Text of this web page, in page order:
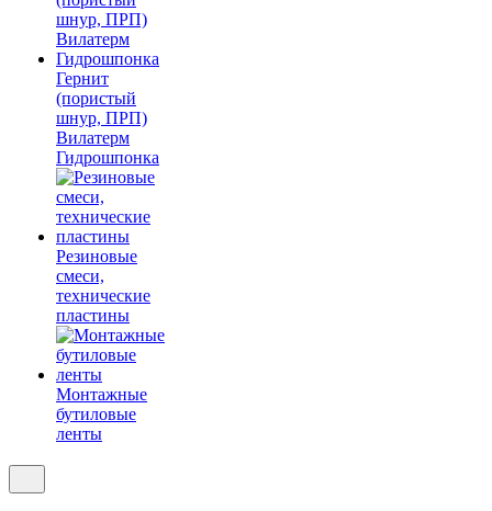
Гернит
(пористый
шнур, ПРП)
Вилатерм
Гидрошпонка
Резиновые
смеси,
технические
пластины
Монтажные
бутиловые
ленты